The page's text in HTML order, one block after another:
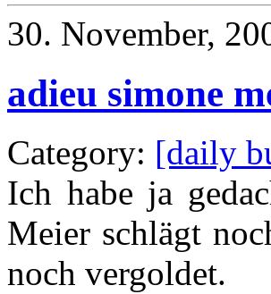
30. November,
adieu simone
Category: [daily
Ich habe ja
Meier schlägt
noch vergoldet.